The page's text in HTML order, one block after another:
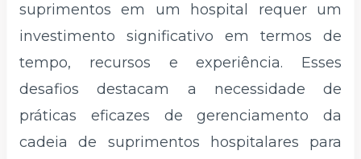
suprimentos em um hospital requer um
investimento significativo em termos de
tempo, recursos e experiência. Esses
desafios destacam a necessidade de
práticas eficazes de gerenciamento da
cadeia de suprimentos hospitalares para